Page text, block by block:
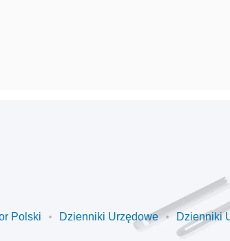
Polski Dzienniki Urzędowe Dzienniki